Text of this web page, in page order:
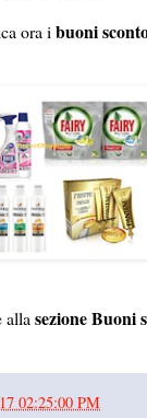
ora i buoni
alla sezione Buoni
02:25:00 PM